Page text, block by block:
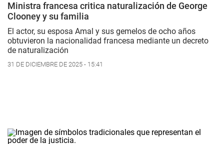
Ministra francesa critica naturalización de George
Clooney y su familia
El actor, su esposa Amal y sus gemelos de ocho años
obtuvieron la nacionalidad francesa mediante un decreto
de naturalización
31 DE DICIEMBRE DE 2025 - 15:41